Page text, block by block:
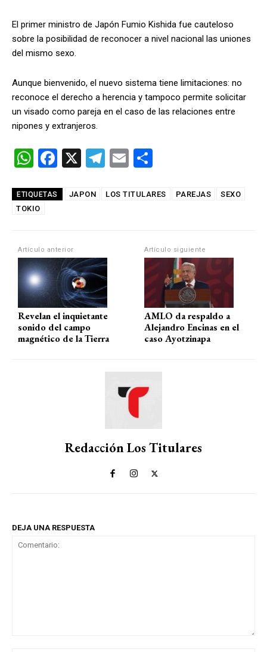
El primer ministro de Japón Fumio Kishida fue cauteloso
sobre la posibilidad de reconocer a nivel nacional las uniones
del mismo sexo.
Aunque bienvenido, el nuevo sistema tiene limitaciones: no
reconoce el derecho a herencia y tampoco permite solicitar
un visado como pareja en el caso de las relaciones entre
nipones y extranjeros.
W
at
s
p
p
F
ce
o
k
X
T
e
m
E
ail m
tir
ETIQUETAS JAPON LOS TITULARES PAREJAS
SEXO
TOKIO
Artículo anterior
Revelan el inquietante
sonido del campo
magnético de la Tierra
Artículo siguiente
AMLO da respaldo a
Alejandro Encinas en el
caso Ayotzinapa
Redacción Los Titulares
DEJA UNA RESPUESTA